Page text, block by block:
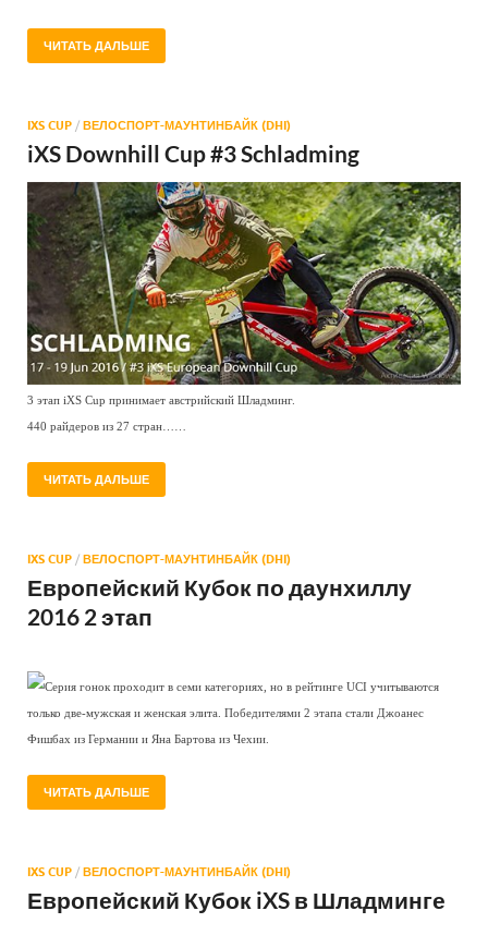
ЧИТАТЬ ДАЛЬШЕ
IXS CUP / ВЕЛОСПОРТ-МАУНТИНБАЙК (DHI)
iXS Downhill Cup #3 Schladming
3 этап iXS Cup принимает австрийский Шладминг.
440 райдеров из 27 стран……
ЧИТАТЬ ДАЛЬШЕ
IXS CUP / ВЕЛОСПОРТ-МАУНТИНБАЙК (DHI)
Европейский Кубок по даунхиллу
2016 2 этап
Серия гонок проходит в семи категориях, но в рейтинге UCI учитываются
только две-мужская и женская элита. Победителями 2 этапа стали Джоанес
Фишбах из Германии и Яна Бартова из Чехии.
ЧИТАТЬ ДАЛЬШЕ
IXS CUP / ВЕЛОСПОРТ-МАУНТИНБАЙК (DHI)
Европейский Кубок iXS в Шладминге